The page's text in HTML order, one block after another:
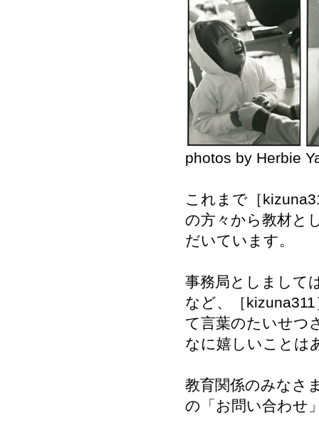
photos by Herbie
これまで［
の方々から教材と
だいています。
事務局としまして
など、［
て言葉のたいせつ
なに嬉しいことは
教育関係のみなさ
の「お問い合わせ